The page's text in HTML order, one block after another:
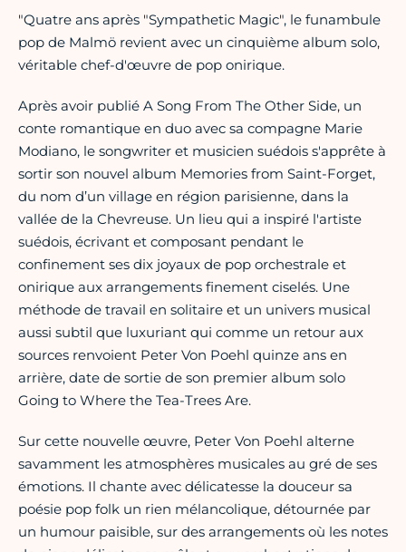
"Quatre ans après "Sympathetic Magic", le funambule
pop de Malmö revient avec un cinquième album solo,
véritable chef-d'œuvre de pop onirique.
Après avoir publié A Song From The Other Side, un
conte romantique en duo avec sa compagne Marie
Modiano, le songwriter et musicien suédois s'apprête à
sortir son nouvel album Memories from Saint-Forget,
du nom d’un village en région parisienne, dans la
vallée de la Chevreuse. Un lieu qui a inspiré l'artiste
suédois, écrivant et composant pendant le
confinement ses dix joyaux de pop orchestrale et
onirique aux arrangements finement ciselés. Une
méthode de travail en solitaire et un univers musical
aussi subtil que luxuriant qui comme un retour aux
sources renvoient Peter Von Poehl quinze ans en
arrière, date de sortie de son premier album solo
Going to Where the Tea-Trees Are.
Sur cette nouvelle œuvre, Peter Von Poehl alterne
savamment les atmosphères musicales au gré de ses
émotions. Il chante avec délicatesse la douceur sa
poésie pop folk un rien mélancolique, détournée par
un humour paisible, sur des arrangements où les notes